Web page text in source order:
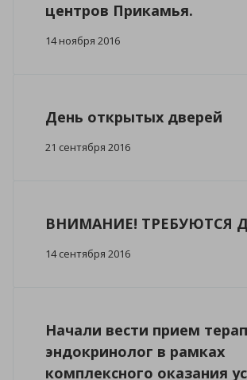
центров Прикамья.
14 ноября 2016
День открытых дверей
21 сентября 2016
ВНИМАНИЕ! ТРЕБУЮТСЯ
14 сентября 2016
Начали вести прием
эндокринолог в рамках
комплексного оказания